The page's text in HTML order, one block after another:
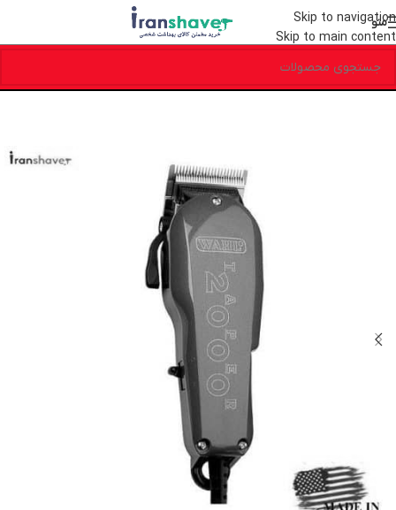
Skip to navigation
Skip to main content
منو